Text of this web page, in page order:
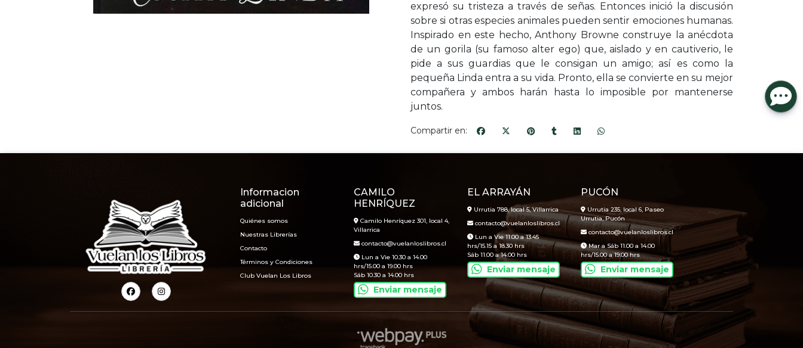
expresó su tristeza a través de señas. Entonces inició la discusión
sobre si otras especies animales pueden sentir emociones humanas.
Inspirado en este hecho, Anthony Browne construye la anécdota
de un gorila (su famoso alter ego) que, aislado y en cautiverio, le
pide a sus guardias que le consigan un amigo; así es como la
pequeña Linda entra a su vida. Pronto, ella se convierte en su mejor
compañera y ambos harán hasta lo imposible por mantenerse
juntos.
Compartir en:
Informacion
adicional
Quiénes somos
Nuestras Librerías
Contacto
Términos y Condiciones
Club Vuelan Los Libros
CAMILO
HENRÍQUEZ
Camilo Henríquez 301, local 4,
Villarrica
contacto@vuelanloslibros.cl
Lun a Vie 10.30 a 14.00
hrs/15.00 a 19.00 hrs
Sáb 10.30 a 14.00 hrs
Enviar mensaje
EL ARRAYÁN
Urrutia 788, local 5, Villarrica
contacto@vuelanloslibros.cl
Lun a Vie 11.00 a 13.45
hrs/15.15 a 18.30 hrs
Sáb 11.00 a 14.00 hrs
Enviar mensaje
PUCÓN
Urrutia 235, local 6, Paseo
Urrutia, Pucón
contacto@vuelanloslibros.cl
Mar a Sáb 11.00 a 14.00
hrs/15.00 a 19.00 hrs
Enviar mensaje